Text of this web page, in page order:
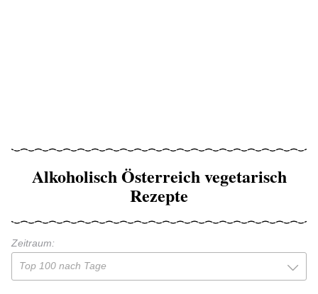
Alkoholisch Österreich vegetarisch
Rezepte
Zeitraum:
Top 100 nach Tage